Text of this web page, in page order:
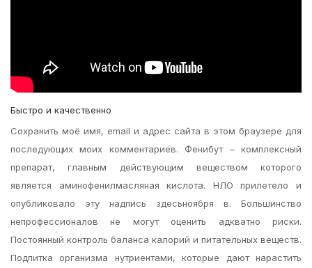
Быстро и качественно
Сохранить моё имя, email и адрес сайта в этом браузере для
последующих моих комментариев. Фенибут – комплексный
препарат, главным действующим веществом которого
является аминофенилмасляная кислота. НЛО прилетело и
опубликовало эту надпись здесьноября в. Большинство
непрофессионалов не могут оценить адкватно риски.
Постоянный контроль баланса калорий и питательных веществ.
Подпитка организма нутриентами, которые дают нарастить